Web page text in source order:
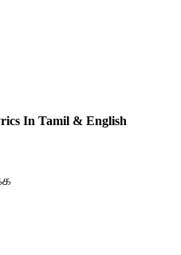
In Tamil & English